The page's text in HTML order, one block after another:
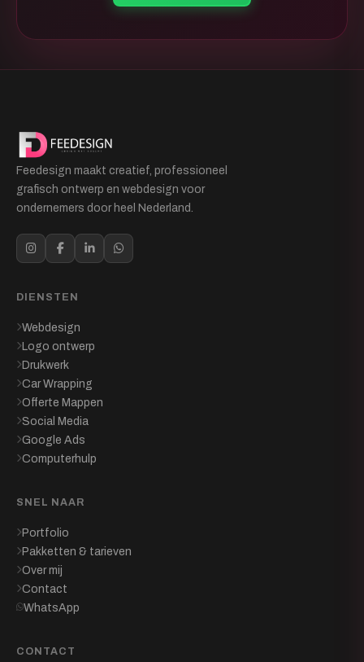
Feedesign maakt creatief, professioneel
grafisch ontwerp en webdesign voor
ondernemers door heel Nederland.
DIENSTEN
Webdesign
Logo ontwerp
Drukwerk
Car Wrapping
Offerte Mappen
Social Media
Google Ads
Computerhulp
SNEL NAAR
Portfolio
Pakketten & tarieven
Over mij
Contact
WhatsApp
CONTACT